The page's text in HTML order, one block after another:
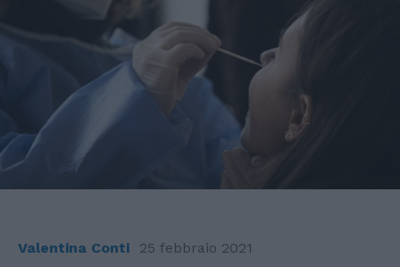
Valentina Conti 25 febbraio 2021